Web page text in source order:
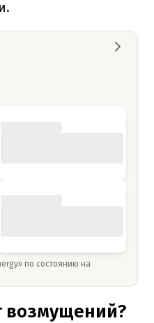
по состоянию на
возмущений?